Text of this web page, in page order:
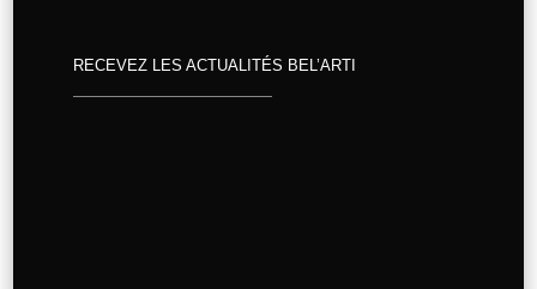
RECEVEZ LES ACTUALITÉS BEL’ARTI